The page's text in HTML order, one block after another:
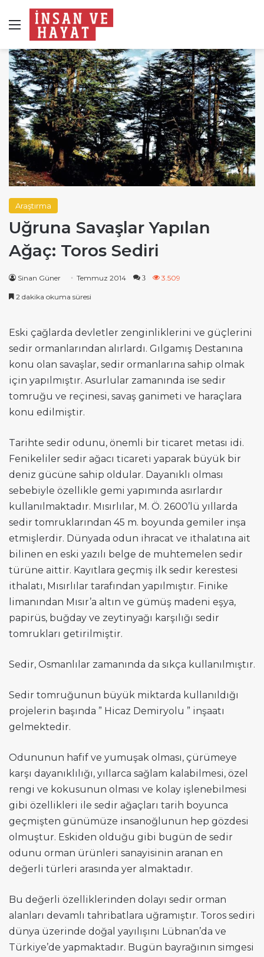
Menü
Araştırma
Uğruna Savaşlar Yapılan
Ağaç: Toros Sediri
Sinan Güner Temmuz 2014 3 3.509
2 dakika okuma süresi
Eski çağlarda devletler zenginliklerini ve güçlerini
sedir ormanlarından alırlardı. Gılgamış Destanına
konu olan savaşlar, sedir ormanlarına sahip olmak
için yapılmıştır. Asurlular zamanında ise sedir
tomruğu ve reçinesi, savaş ganimeti ve haraçlara
konu edilmiştir.
Tarihte sedir odunu, önemli bir ticaret metası idi.
Fenikeliler sedir ağacı ticareti yaparak büyük bir
deniz gücüne sahip oldular. Dayanıklı olması
sebebiyle özellikle gemi yapımında asırlardır
kullanılmaktadır. Mısırlılar, M. Ö. 2600’lü yıllarda
sedir tomruklarından 45 m. boyunda gemiler inşa
etmişlerdir. Dünyada odun ihracat ve ithalatına ait
bilinen en eski yazılı belge de muhtemelen sedir
türüne aittir. Kayıtlara geçmiş ilk sedir kerestesi
ithalatı, Mısırlılar tarafından yapılmıştır. Finike
limanından Mısır’a altın ve gümüş madeni eşya,
papirüs, buğday ve zeytinyağı karşılığı sedir
tomrukları getirilmiştir.
Sedir, Osmanlılar zamanında da sıkça kullanılmıştır.
Sedir tomruğunun büyük miktarda kullanıldığı
projelerin başında ” Hicaz Demiryolu ” inşaatı
gelmektedir.
Odununun hafif ve yumuşak olması, çürümeye
karşı dayanıklılığı, yıllarca sağlam kalabilmesi, özel
rengi ve kokusunun olması ve kolay işlenebilmesi
gibi özellikleri ile sedir ağaçları tarih boyunca
geçmişten günümüze insanoğlunun hep gözdesi
olmuştur. Eskiden olduğu gibi bugün de sedir
odunu orman ürünleri sanayisinin aranan en
değerli türleri arasında yer almaktadır.
Bu değerli özelliklerinden dolayı sedir orman
alanları devamlı tahribatlara uğramıştır. Toros sediri
dünya üzerinde doğal yayılışını Lübnan’da ve
Türkiye’de yapmaktadır. Bugün bayrağının simgesi